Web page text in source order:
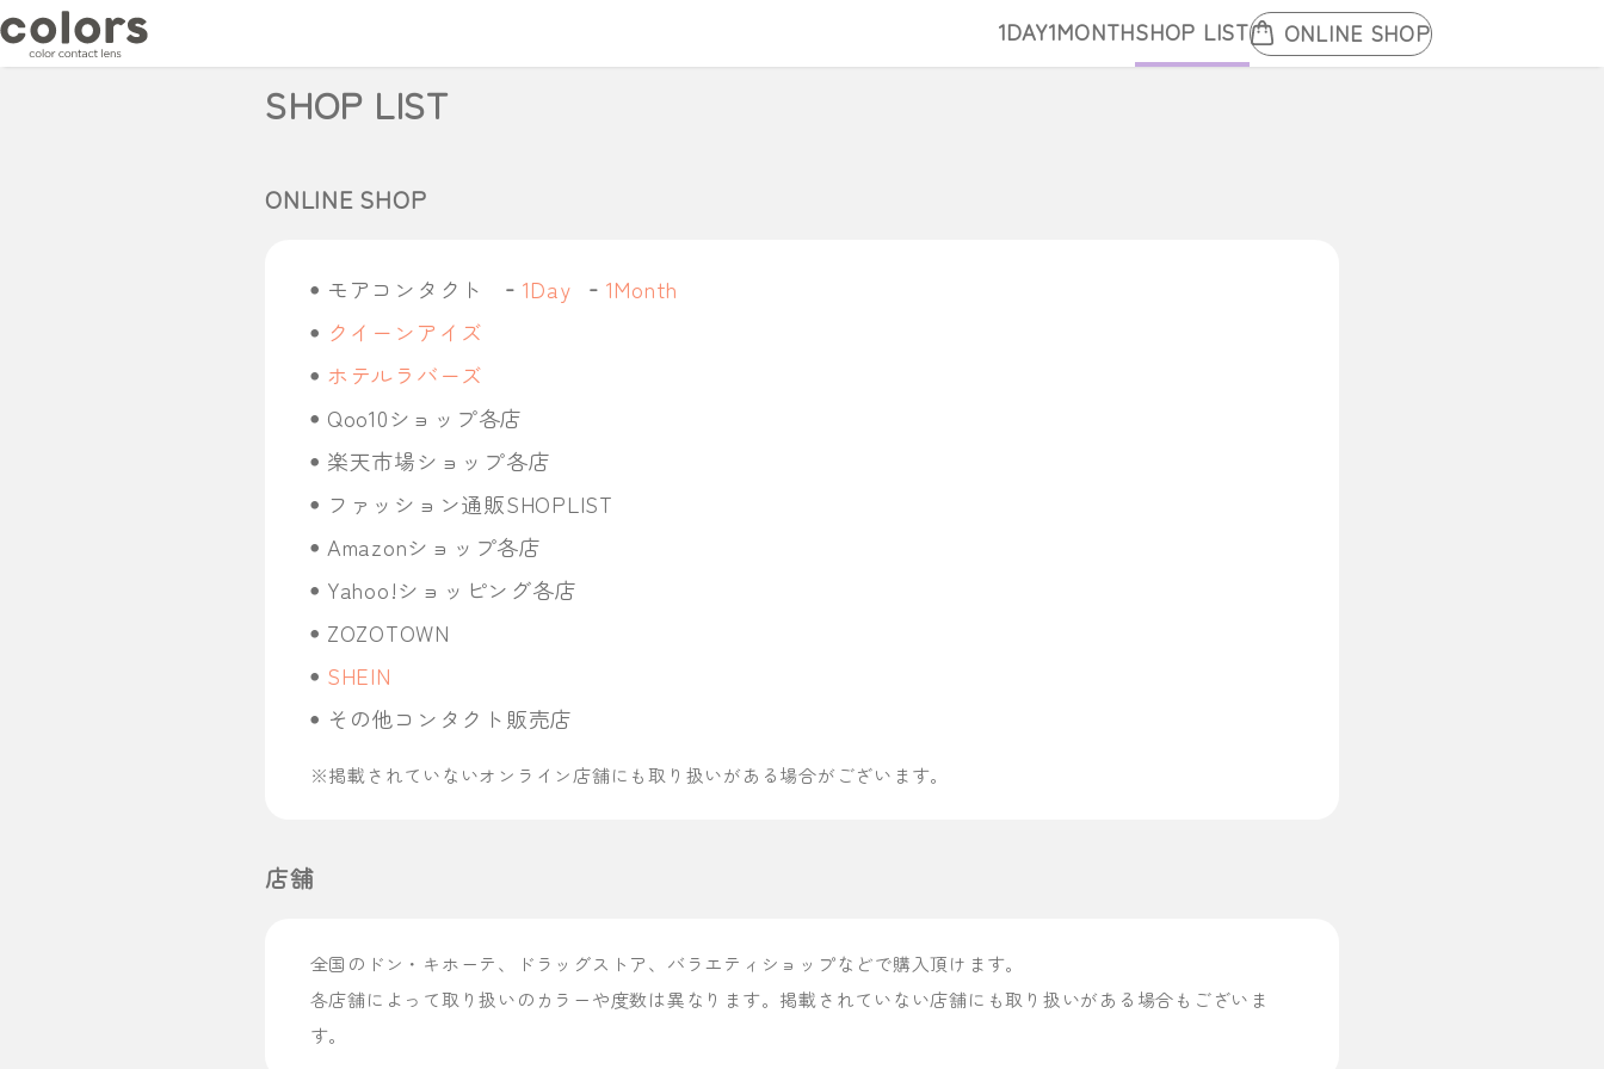
1DAY1MONTHSHOP LIST ONLINE SHOP
SHOP LIST
ONLINE SHOP
モアコンタクト 1Day
1Month
クイーンアイズ
ホテルラバーズ
Qoo10ショップ各店
楽天市場ショップ各店
ファッション通販SHOPLIST
Amazonショップ各店
Yahoo!ショッピング各店
ZOZOTOWN
SHEIN
その他コンタクト販売店
※掲載されていないオンライン店舗にも取り扱いがある場合がございます。
店舗
全国のドン・キホーテ、ドラッグストア、バラエティショップなどで購入頂けます。
各店舗によって取り扱いのカラーや度数は異なります。掲載されていない店舗にも取り扱いがある場合もございま
す。